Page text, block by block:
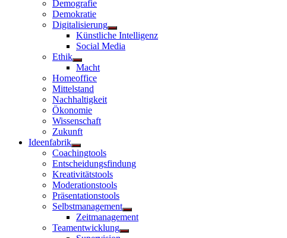
Demografie
Demokratie
Digitalisierung
Untermenü
anzeigen
Künstliche Intelligenz
Social Media
Ethik
Untermenü
anzeigen
Macht
Homeoffice
Mittelstand
Nachhaltigkeit
Ökonomie
Wissenschaft
Zukunft
Ideenfabrik
Untermenü
anzeigen
Coachingtools
Entscheidungsfindung
Kreativitätstools
Moderationstools
Präsentationstools
Selbstmanagement
Untermenü
anzeigen
Zeitmanagement
Teamentwicklung
Untermenü